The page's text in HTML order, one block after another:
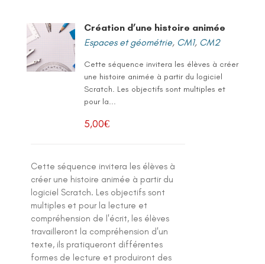
Création d’une histoire animée
Espaces et géométrie, CM1, CM2
Cette séquence invitera les élèves à créer
une histoire animée à partir du logiciel
Scratch. Les objectifs sont multiples et
pour la...
5,00€
Cette séquence invitera les élèves à
créer une histoire animée à partir du
logiciel Scratch. Les objectifs sont
multiples et pour la lecture et
compréhension de l'écrit, les élèves
travailleront la compréhension d'un
texte, ils pratiqueront différentes
formes de lecture et produiront des